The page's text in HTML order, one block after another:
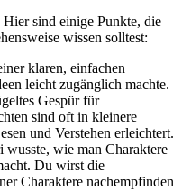
sind einige Punkte, die
wissen solltest:
klaren, einfachen
leicht ⁣zugänglich machte.
Gespür ‍für
sind oft ‍in⁣ kleinere
und Verstehen erleichtert.
wusste, wie man ‍Charaktere
Du wirst die
Charaktere⁤ nachempfinden